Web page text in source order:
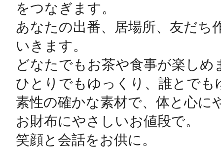
をつなぎます。
あなたの出番、居場所、友だち
いきます。
どなたでもお茶や食事が楽しめ
ひとりでもゆっくり、誰とでも
素性の確かな素材で、体と心に
お財布にやさしいお値段で。
笑顔と会話をお供に。